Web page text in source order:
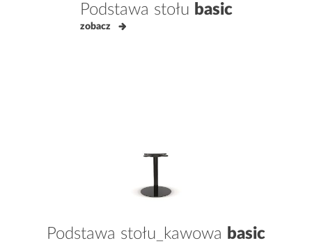
Podstawa stołu basic
zobacz
Podstawa stołu_kawowa basic